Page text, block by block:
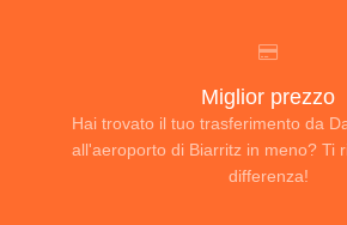
Miglior prezzo
Hai trovato il tuo trasferimento da
all'aeroporto di Biarritz in meno? Ti
differenza!